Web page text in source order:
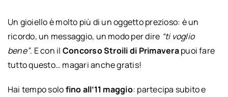
Un gioiello è molto più di un oggetto prezioso: è un
ricordo, un messaggio, un modo per dire “ti voglio
bene”. E con il Concorso Stroili di Primaverapuoi fare
tutto questo… magari anche gratis!
Hai tempo solofino all’11 maggio: partecipa subito e